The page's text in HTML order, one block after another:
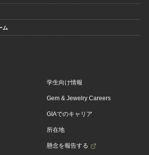
ム
学生向け情報
Gem & Jewelry Careers
GIAでのキャリア
所在地
懸念を報告する